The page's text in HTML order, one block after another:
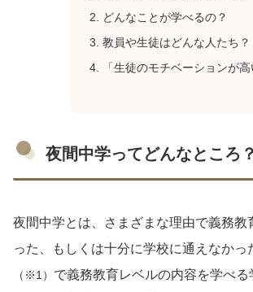
どんなことが学べるの？
教員や生徒はどんな人たち？
「生徒のモチベーションが高
夜間中学ってどんなところ？
夜間中学とは、さまざまな理由で義務教
った、もしくは十分に学校に通えなかっ
（※1） で義務教育レベルの内容を学べる